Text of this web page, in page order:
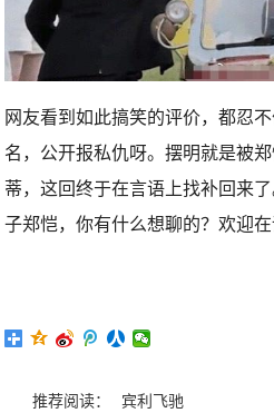
网友看到如此搞笑的评价，都忍
名，公开报私仇呀。摆明就是被
蒂，这回终于在言语上找补回来
子郑恺，你有什么想聊的？欢迎
推荐阅读： 宾利飞驰